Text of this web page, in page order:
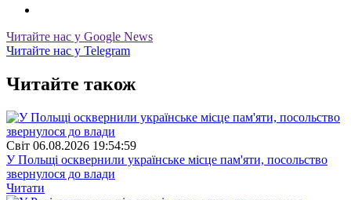
Читайте нас у Google News
Читайте нас у Telegram
Читайте також
Свiт 06.08.2026 19:54:59
У Польщі осквернили українське місце пам'яти, посольство
звернулося до влади
Читати